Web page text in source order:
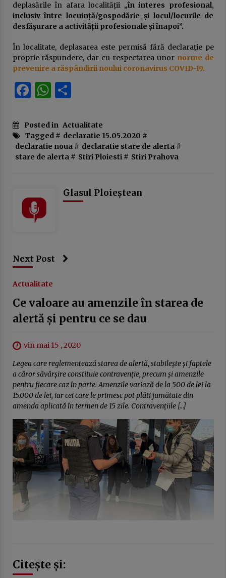
DOCUMENTUL austerităţii. Guvernul taie
salariile, urmează concedieri masive,
dublează alte impozite
14 ianuarie 2026
Deputatul Bogdan Toader (PSD): „Românii au
nevoie de o piață RCA corectă și echilibrată!”
partidelor din Consiliul Local Ploiești
9 septembrie 2025
deplasările în afara localității „în interes profesional,
inclusiv între locuință/gospodărie și locul/locurile de
desfășurare a activității profesionale și înapoi”.
În localitate, deplasarea este permisă fără declarație pe
proprie răspundere, dar cu respectarea unor norme de
prevenire a răspândirii noului coronavirus COVID-19.
Facebook
WhatsApp
Partajează
Posted in Actualitate
Tagged # declaratie 15.05.2020 #
declaratie noua# declaratie stare de alerta#
stare de alerta# Stiri Ploiesti# Stiri Prahova
Glasul Ploieștean
Next Post
Actualitate
Ce valoare au amenzile în starea de
alertă și pentru ce se dau
vin mai 15 , 2020
Legea care reglementează starea de alertă, stabilește și faptele
a căror săvârșire constituie contravenție, precum și amenzile
pentru fiecare caz în parte. Amenzile variază de la 500 de lei la
15.000 de lei, iar cei care le primesc pot plăti jumătate din
amenda aplicată în termen de 15 zile. Contravențiile […]
Citește și: